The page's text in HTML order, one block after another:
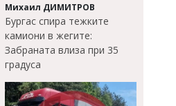
Михаил ДИМИТРОВ
Бургас спира тежките
камиони в жегите:
Забраната влиза при 35
градуса